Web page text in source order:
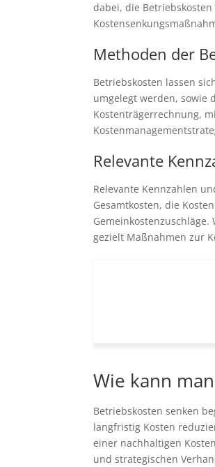
dabei, die
Methoden der
Betriebskosten lassen
umgelegt werden, sowie
Kostenträgerrechnung,
Relevante
Relevante Kennzahlen
Gesamtkosten, die
gezielt Maßnahmen zur
Wie kann
Betriebskosten senken
langfristig Kosten
einer nachhaltigen
und strategischen